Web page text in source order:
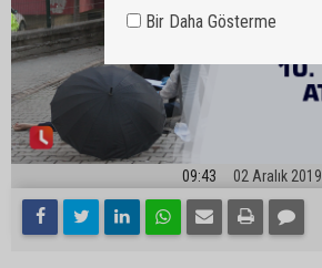
09:43 02 Aralık 2019
Bir Daha Gösterme